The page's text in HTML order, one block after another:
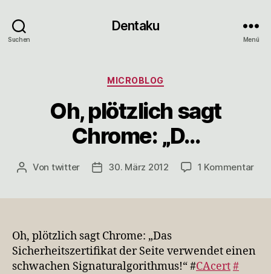
Suchen
Dentaku
Menü
Kategorien
MICROBLOG
Oh, plötzlich sagt
Chrome: „D…
Beitragsautor
Von twitter Veröffentlichungsdatum
30. März 2012 1 Kommentarzu
Oh, plötzlich sagt Chrome: „Das
Sicherheitszertifikat der Seite verwendet einen
schwachen Signaturalgorithmus!“ #CAcert#